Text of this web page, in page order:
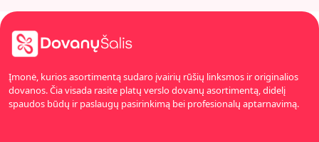
Įmonė, kurios asortimentą sudaro įvairių rūšių linksmos ir originalios
dovanos. Čia visada rasite platų verslo dovanų asortimentą, didelį
spaudos būdų ir paslaugų pasirinkimą bei profesionalų aptarnavimą.